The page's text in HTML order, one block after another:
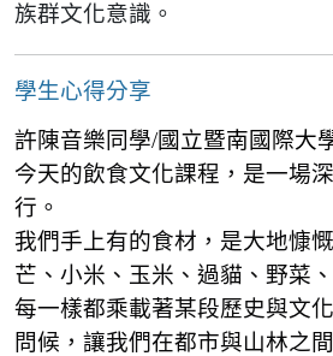
族群文化意識。
學生心得分享
許陳音樂同學/國立暨南國際大
今天的飲食文化課程，是一場
行。
我們手上有的食材，是大地慷
芒、小米、玉米、過貓、野菜
每一樣都乘載著某段歷史與文
問候，讓我們在都市與山林之